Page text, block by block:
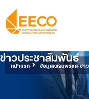
หน้าแรก ข้อมูลเผยแพร่และข่า
ข่าวประชาสัมพันธ์